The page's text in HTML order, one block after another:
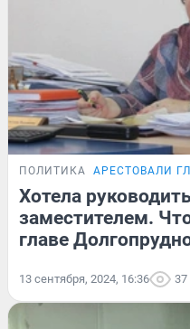
ПОЛИТИКА АРЕСТОВАЛИ
Хотела
заместителем.
главе
13 сентября, 2024, 16:36 37